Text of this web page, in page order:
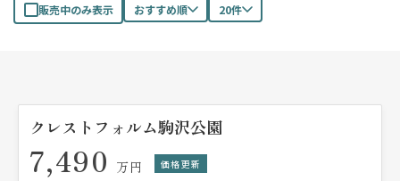
販売中のみ表示 おすすめ順 20件
クレストフォルム駒沢公園
7,490 万円 価格更新